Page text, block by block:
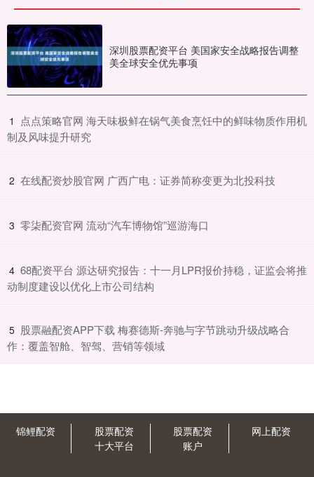
深圳股票配资平台 美国家安全战略报告调整
美全球安全优先事项
1
​点点策略官网 海天味极鲜在锅气美食烹饪中的鲜味物质作用机
制及风味提升研究
2 ​在线配资炒股官网 广西广电：证券简称变更为北投科技
3 ​零柒配资官网 流动“汽车博物馆”巡游海口
4 ​68配资平台 源达研究报告：十一月LPR报价持稳，证监会将推
动制度建设以优化上市公司结构
5 ​股票融配资APP下载 梅赛德斯-奔驰与字节跳动升级战略合
作：覆盖智舱、智驾、营销等领域
锦鲤配资
股票配资
十大平台
股票配资
账户
网上配资